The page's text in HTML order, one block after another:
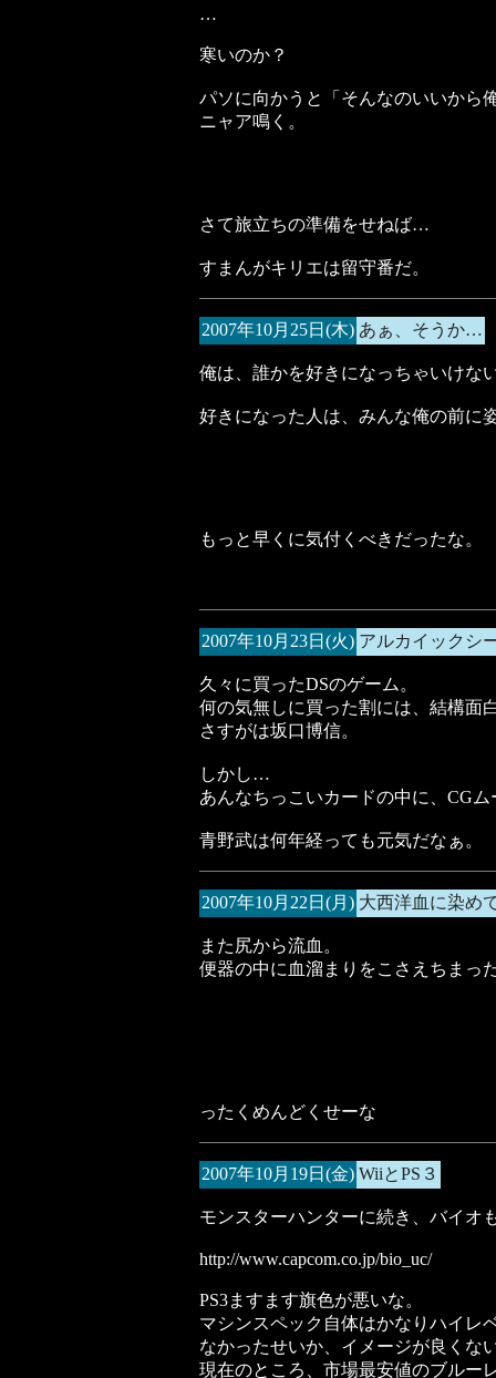
…
寒いのか？
パソに向かうと「そんなのいいから
ニャア鳴く。
さて旅立ちの準備をせねば…
すまんがキリエは留守番だ。
2007年10月25日(木) あぁ、そうか…
俺は、誰かを好きになっちゃいけな
好きになった人は、みんな俺の前に
もっと早くに気付くべきだったな。
2007年10月23日(火) アルカイックシ
久々に買ったDSのゲーム。
何の気無しに買った割には、結構面
さすがは坂口博信。
しかし…
あんなちっこいカードの中に、CG
青野武は何年経っても元気だなぁ。
2007年10月22日(月) 大西洋血に染め
また尻から流血。
便器の中に血溜まりをこさえちまっ
ったくめんどくせーな
2007年10月19日(金) WiiとPS３
モンスターハンターに続き、バイオ
http://www.capcom.co.jp/bio_uc/
PS3ますます旗色が悪いな。
マシンスペック自体はかなりハイレ
なかったせいか、イメージが良くな
現在のところ、市場最安値のブルー